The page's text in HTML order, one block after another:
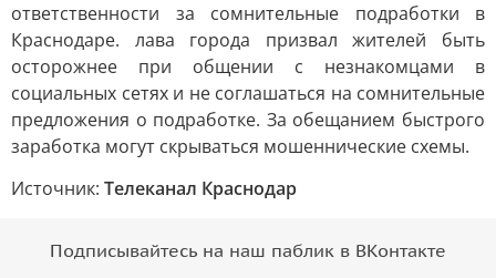
ответственности за сомнительные подработки в
Краснодаре. лава города призвал жителей быть
осторожнее при общении с незнакомцами в
социальных сетях и не соглашаться на сомнительные
предложения о подработке. За обещанием быстрого
заработка могут скрываться мошеннические схемы.
Источник: Телеканал Краснодар
Подписывайтесь на наш паблик в ВКонтакте